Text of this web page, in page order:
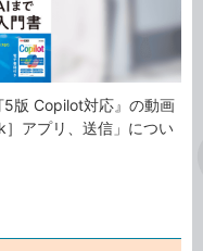
版 Copilot対応』の動画
アプリ、送信」につい